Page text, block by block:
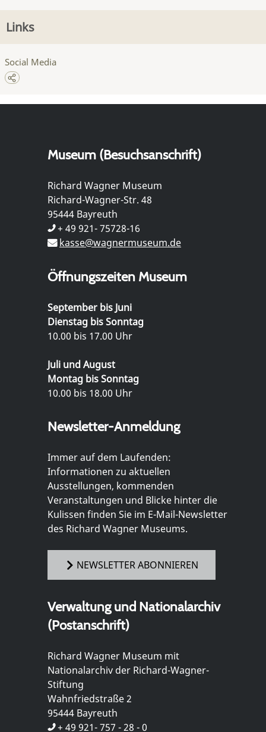
Links
Social Media
Museum (Besuchsanschrift)
Richard Wagner Museum
Richard-Wagner-Str. 48
95444 Bayreuth
+ 49 921- 75728-16
kasse@wagnermuseum.de
Öffnungszeiten Museum
September bis Juni
Dienstag bis Sonntag
10.00 bis 17.00 Uhr
Juli und August
Montag bis Sonntag
10.00 bis 18.00 Uhr
Newsletter-Anmeldung
Immer auf dem Laufenden:
Informationen zu aktuellen
Ausstellungen, kommenden
Veranstaltungen und Blicke hinter die
Kulissen finden Sie im E-Mail-Newsletter
des Richard Wagner Museums.
NEWSLETTER ABONNIEREN
Verwaltung und Nationalarchiv
(Postanschrift)
Richard Wagner Museum mit
Nationalarchiv der Richard-Wagner-
Stiftung
Wahnfriedstraße 2
95444 Bayreuth
+ 49 921- 757 - 28 - 0